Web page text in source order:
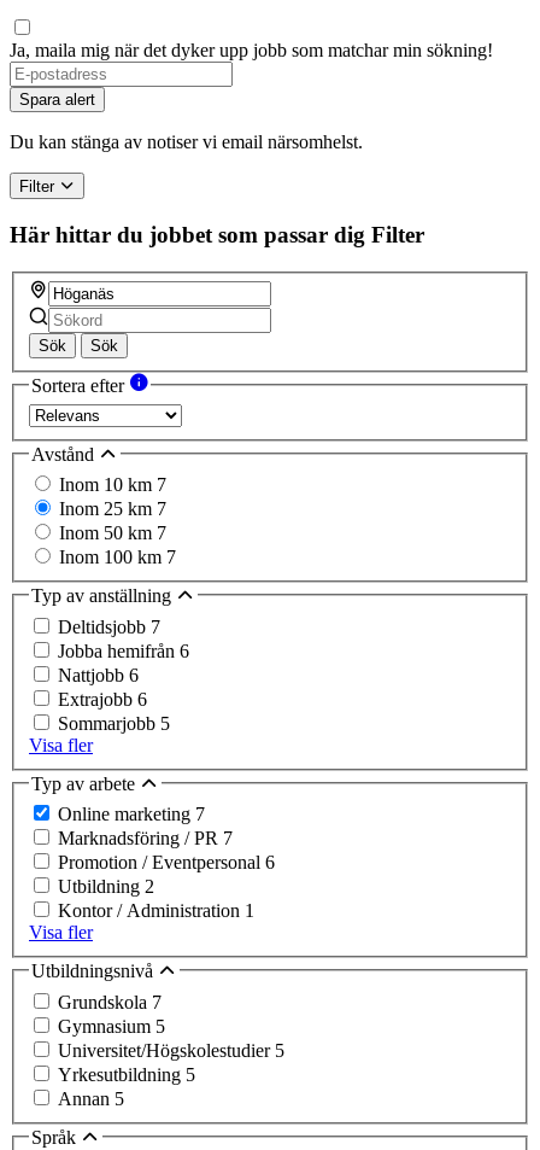
Ja, maila mig när det dyker upp jobb som matchar min sökning!
If
you
are
a
ignore
this
field
Spara alert
Du kan stänga av notiser vi email närsomhelst.
Filter
Här hittar du jobbet som passar dig Filter
Sök Sök
Sortera efter
Avstånd
Inom 10 km 7
Inom 25 km 7
Inom 50 km 7
Inom 100 km 7
Typ av anställning
Deltidsjobb 7
Jobba hemifrån 6
Nattjobb 6
Extrajobb 6
Sommarjobb 5
Visa fler
Typ av arbete
Online marketing 7
Marknadsföring / PR 7
Promotion / Eventpersonal 6
Utbildning 2
Kontor / Administration 1
Visa fler
Utbildningsnivå
Grundskola 7
Gymnasium 5
Universitet/Högskolestudier 5
Yrkesutbildning 5
Annan 5
Språk